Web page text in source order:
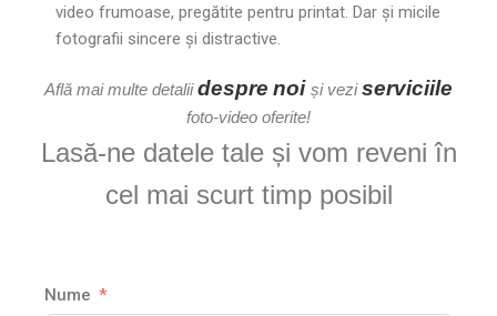
video frumoase, pregătite pentru printat. Dar și micile
fotografii sincere și distractive.
Află mai multe detaliidespre noi și veziserviciile
foto-video oferite!
Lasă-ne datele tale și vom reveni în
cel mai scurt timp posibil
Nume